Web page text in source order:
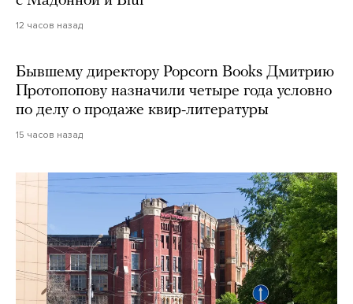
12 часов назад
Бывшему директору Popcorn Books Дмитрию
Протопопову назначили четыре года условно
по делу о продаже квир-литературы
15 часов назад